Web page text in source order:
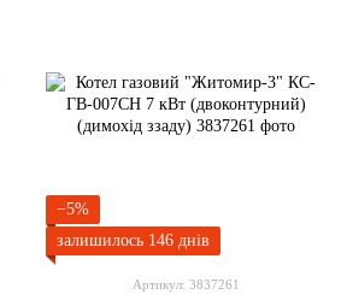
−5%
залишилось 146 днів
Артикул: 3837261